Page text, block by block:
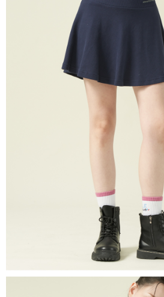
每筆NT$60，滿NT$1,500(含以上)免運費
每筆NT$60，滿NT$1,500(含以上)免運費
每筆NT$90，滿NT$1,500(含以上)免運費
每筆NT$225，滿NT$1,500(含以上)免運費